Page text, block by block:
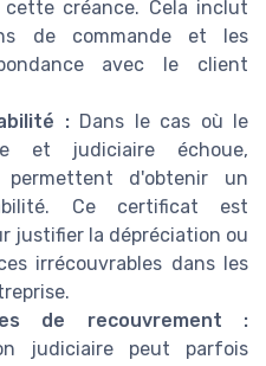
créance. Cela inclut
de commande et les
avec le client
:Dans le cas où le
et judiciaire échoue,
permettent d'obtenir un
Ce certificat est
justifier la dépréciation ou
irrécouvrables dans les
de recouvrement :
judiciaire peut parfois